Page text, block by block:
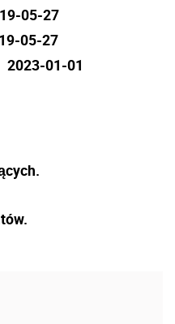
05-27
05-27
2023-01-01